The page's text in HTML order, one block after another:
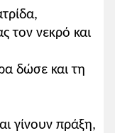
τον νεκρό και
δώσε και τη
γίνουν πράξη,